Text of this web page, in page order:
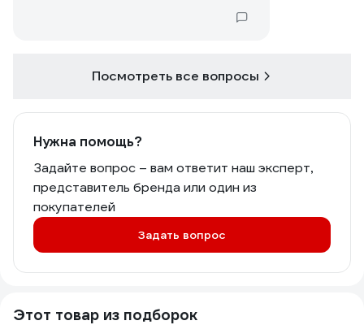
Посмотреть все вопросы
Нужна помощь?
Задайте вопрос – вам ответит наш эксперт,
представитель бренда или один из
покупателей
Задать вопрос
Этот товар из подборок